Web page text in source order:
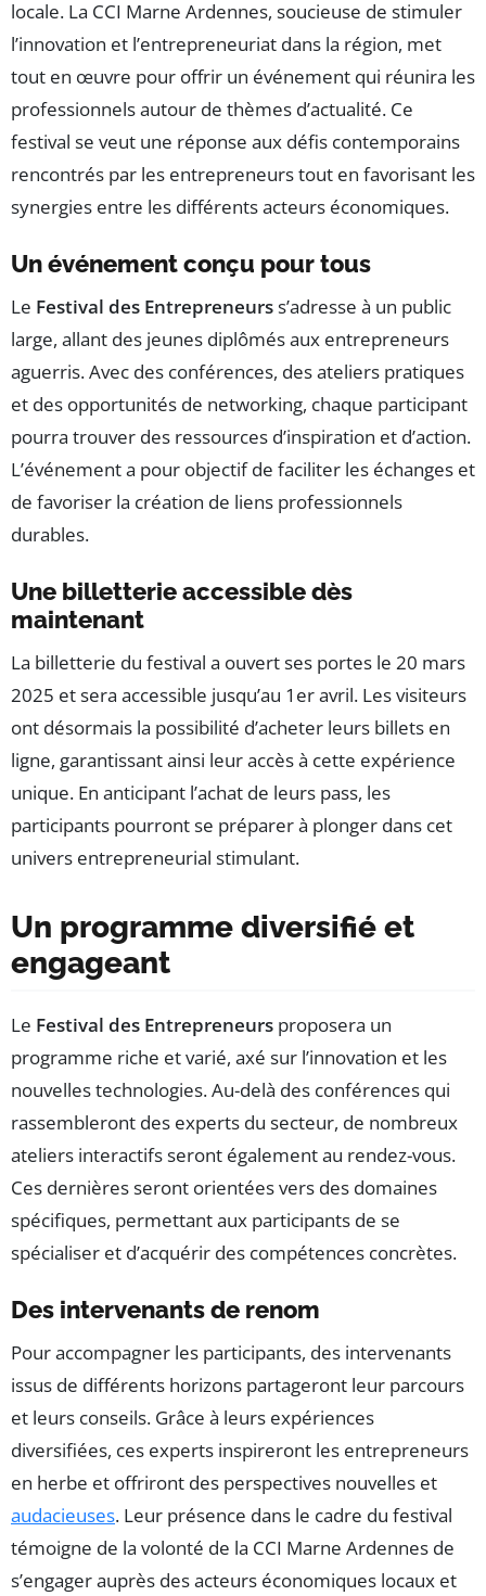
locale. La CCI Marne Ardennes, soucieuse de stimuler
l’innovation et l’entrepreneuriat dans la région, met
tout en œuvre pour offrir un événement qui réunira les
professionnels autour de thèmes d’actualité. Ce
festival se veut une réponse aux défis contemporains
rencontrés par les entrepreneurs tout en favorisant les
synergies entre les différents acteurs économiques.
Un événement conçu pour tous
Le Festival des Entrepreneurss’adresse à un public
large, allant des jeunes diplômés aux entrepreneurs
aguerris. Avec des conférences, des ateliers pratiques
et des opportunités de networking, chaque participant
pourra trouver des ressources d’inspiration et d’action.
L’événement a pour objectif de faciliter les échanges et
de favoriser la création de liens professionnels
durables.
Une billetterie accessible dès
maintenant
La billetterie du festival a ouvert ses portes le 20 mars
2025 et sera accessible jusqu’au 1er avril. Les visiteurs
ont désormais la possibilité d’acheter leurs billets en
ligne, garantissant ainsi leur accès à cette expérience
unique. En anticipant l’achat de leurs pass, les
participants pourront se préparer à plonger dans cet
univers entrepreneurial stimulant.
Un programme diversifié et
engageant
Le Festival des Entrepreneurs proposera un
programme riche et varié, axé sur l’innovation et les
nouvelles technologies. Au-delà des conférences qui
rassembleront des experts du secteur, de nombreux
ateliers interactifs seront également au rendez-vous.
Ces dernières seront orientées vers des domaines
spécifiques, permettant aux participants de se
spécialiser et d’acquérir des compétences concrètes.
Des intervenants de renom
Pour accompagner les participants, des intervenants
issus de différents horizons partageront leur parcours
et leurs conseils. Grâce à leurs expériences
diversifiées, ces experts inspireront les entrepreneurs
en herbe et offriront des perspectives nouvelles et
audacieuses. Leur présence dans le cadre du festival
témoigne de la volonté de la CCI Marne Ardennes de
s’engager auprès des acteurs économiques locaux et